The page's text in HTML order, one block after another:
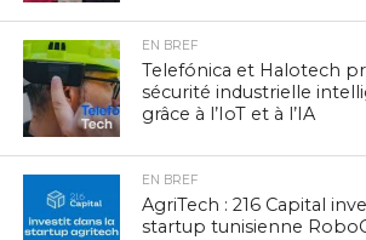
EN BREF
Telefónica et Halotech
sécurité industrielle
grâce à l’IoT et à l’IA
EN BREF
AgriTech : 216 Capital
startup tunisienne